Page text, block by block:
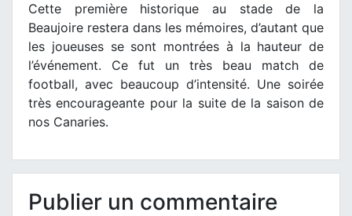
Cette première historique au stade de la
Beaujoire restera dans les mémoires, d’autant que
les joueuses se sont montrées à la hauteur de
l’événement. Ce fut un très beau match de
football, avec beaucoup d’intensité. Une soirée
très encourageante pour la suite de la saison de
nos Canaries.
Publier un commentaire